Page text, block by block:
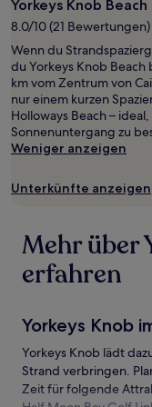
1 Übernachtung
von
2 Erwachsenen
gefunden
wurde.
Preise
und
Verfügbarkeiten
können
ändern.
Es
zusätzliche
Bedingungen
gelten.
Yorkeys Knob Beach
8.0/10 (21 Bewertungen)
Wenn du
du Yorkeys Knob Beach
km vom Zentrum von
nur einem kurzen
Holloways Beach –
Sonnenuntergang zu
Weniger anzeigen
Unterkünfte anzeigen
Mehr über
erfahren
Yorkeys Knob
Yorkeys Knob lädt
Strand verbringen.
Zeit für folgende